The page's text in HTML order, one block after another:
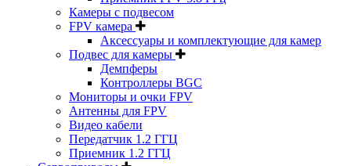
Камеры с подвесом
FPV камера
Аксессуары и комплектующие для камер
Подвес для камеры
Демпферы
Контроллеры BGC
Мониторы и очки FPV
Антенны для FPV
Видео кабели
Передатчик 1.2 ГГЦ
Приемник 1.2 ГГЦ